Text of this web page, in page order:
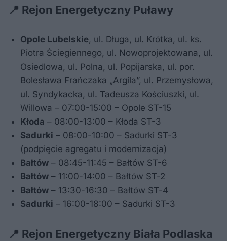
📍 Rejon Energetyczny Puławy
Opole Lubelskie , ul. Długa, ul. Krótka, ul. ks.
Piotra Ściegiennego, ul. Nowoprojektowana, ul.
Osiedlowa, ul. Polna, ul. Popijarska, ul. por.
Bolesława Frańczaka „Argila”, ul. Przemysłowa,
ul. Syndykacka, ul. Tadeusza Kościuszki, ul.
Willowa – 07:00-15:00 – Opole ST-15
Kłoda – 08:00-13:00 – Kłoda ST-3
Sadurki – 08:00-10:00 – Sadurki ST-3
(podpięcie agregatu i modernizacja)
Bałtów – 08:45-11:45 – Bałtów ST-6
Bałtów – 11:00-14:00 – Bałtów ST-2
Bałtów – 13:30-16:30 – Bałtów ST-4
Sadurki – 16:00-18:00 – Sadurki ST-3
📍 Rejon Energetyczny Biała Podlaska